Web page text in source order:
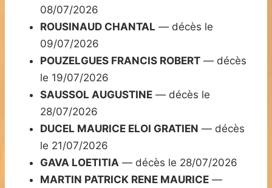
08/07/2026
ROUSINAUD CHANTAL — décès le
09/07/2026
POUZELGUES FRANCIS ROBERT — décès
le 19/07/2026
SAUSSOL AUGUSTINE — décès le
28/07/2026
DUCEL MAURICE ELOI GRATIEN — décès
le 21/07/2026
GAVA LOETITIA — décès le 28/07/2026
MARTIN PATRICK RENE MAURICE —